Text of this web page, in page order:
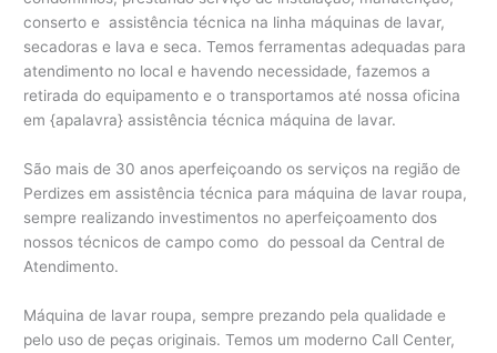
conserto e assistência técnica na linha máquinas de lavar,
secadoras e lava e seca. Temos ferramentas adequadas para
atendimento no local e havendo necessidade, fazemos a
retirada do equipamento e o transportamos até nossa oficina
em {apalavra} assistência técnica máquina de lavar.
São mais de 30 anos aperfeiçoando os serviços na região de
Perdizes em assistência técnica para máquina de lavar roupa,
sempre realizando investimentos no aperfeiçoamento dos
nossos técnicos de campo como do pessoal da Central de
Atendimento.
Máquina de lavar roupa, sempre prezando pela qualidade e
pelo uso de peças originais. Temos um moderno Call Center,